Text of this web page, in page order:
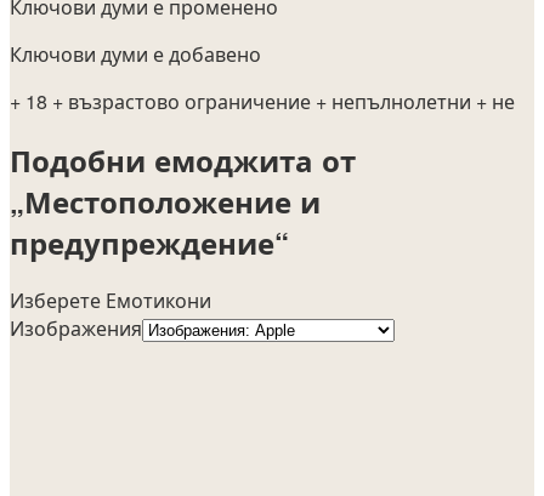
Ключови думи е променено
Ключови думи е добавено
+ 18 + възрастово ограничение + непълнолетни + не
Подобни емоджита от
„Местоположение и
предупреждение“
Изберете Емотикони
Изображения